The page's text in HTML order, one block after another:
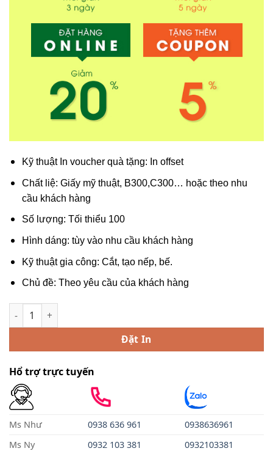
Kỹ thuật In voucher quà tặng: In offset
Chất liệ: Giấy mỹ thuật, B300,C300… hoặc theo nhu
cầu khách hàng
Số lượng: Tối thiểu 100
Hình dáng: tùy vào nhu cầu khách hàng
Kỹ thuật gia công: Cắt, tạo nếp, bế.
Chủ đề: Theo yêu cầu của khách hàng
In voucher quà tặng số lượng
Đặt In
Hổ trợ trực tuyến
Ms Như 0938 636 961
0938636961
Ms Ny
0932 103 381
0932103381